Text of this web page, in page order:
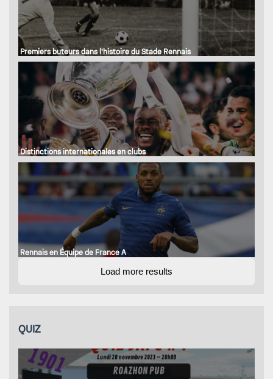
Premiers buteurs dans l'histoire du Stade Rennais
Distinctions internationales en clubs
Rennais en Équipe de France A
Load more results
QUIZ